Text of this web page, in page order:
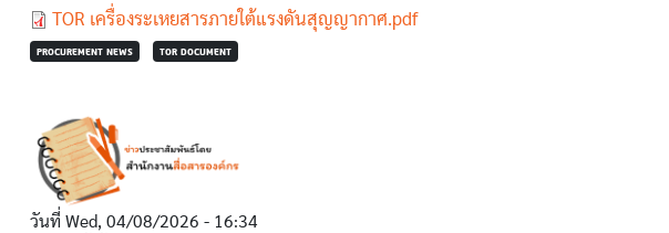
Document
TOR เครื่องระเหยสารภายใต้แรงดันสุญญากาศ.pdf
PROCUREMENT NEWS TOR DOCUMENT
วันที่Wed, 04/08/2026 - 16:34